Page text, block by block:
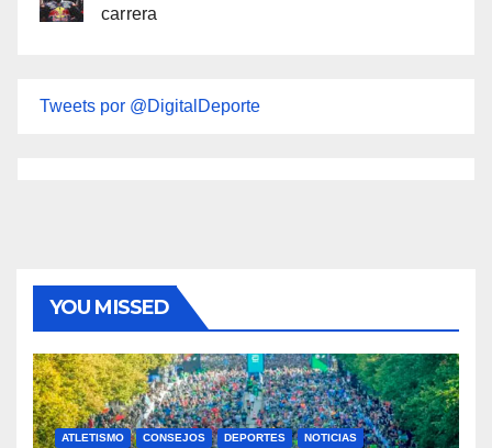
carrera
Tweets por @DigitalDeporte
YOU MISSED
ATLETISMO CONSEJOS DEPORTES NOTICIAS